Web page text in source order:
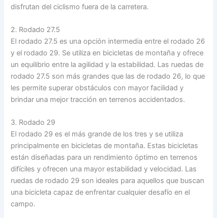
disfrutan del ciclismo fuera de la carretera.
2. Rodado 27.5
El rodado 27.5 es una opción intermedia entre el rodado 26
y el rodado 29. Se utiliza en bicicletas de montaña y ofrece
un equilibrio entre la agilidad y la estabilidad. Las ruedas de
rodado 27.5 son más grandes que las de rodado 26, lo que
les permite superar obstáculos con mayor facilidad y
brindar una mejor tracción en terrenos accidentados.
3. Rodado 29
El rodado 29 es el más grande de los tres y se utiliza
principalmente en bicicletas de montaña. Estas bicicletas
están diseñadas para un rendimiento óptimo en terrenos
difíciles y ofrecen una mayor estabilidad y velocidad. Las
ruedas de rodado 29 son ideales para aquellos que buscan
una bicicleta capaz de enfrentar cualquier desafío en el
campo.